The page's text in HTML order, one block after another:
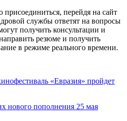
перейдя на сайт
службы ответят на вопросы
получить консультации и
резюме и получить
в режиме реального времени.
«Евразия» пройдет
нового пополнения 25 мая